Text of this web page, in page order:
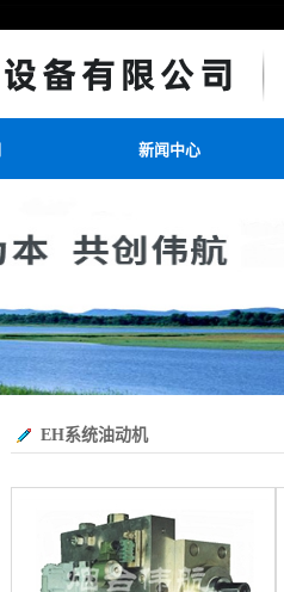
新闻中心
EH系统油动机